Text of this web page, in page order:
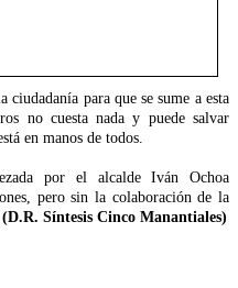
ciudadanía para que se sume a esta
no cuesta nada y puede salvar
en manos de todos.
por el alcalde Iván Ochoa
pero sin la colaboración de la
(D.R. Síntesis Cinco Manantiales)